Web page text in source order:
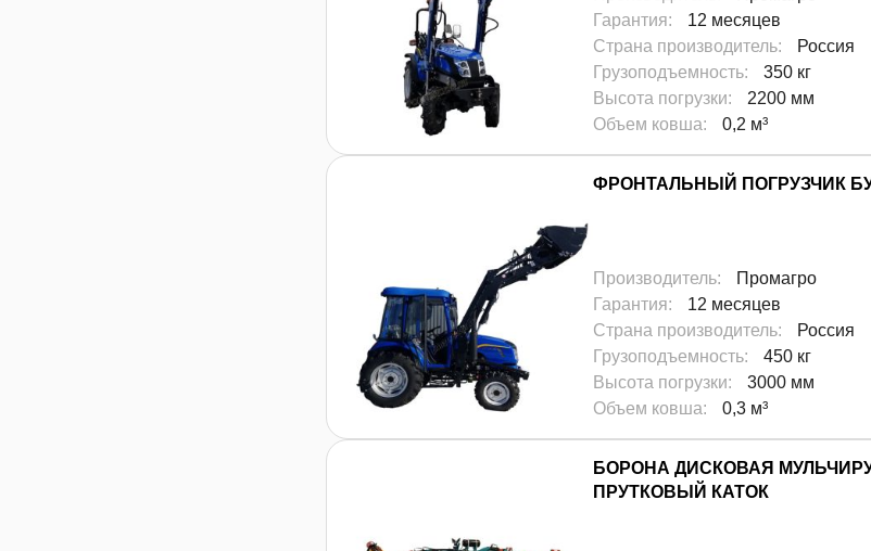
Гарантия:
12 месяцев
Страна производитель:
Россия
Грузоподъемность:
350 кг
Высота погрузки:
2200 мм
Объем ковша: 0,2 м³
ФРОНТАЛЬНЫЙ ПОГРУЗЧИК
Производитель:
Промагро
Гарантия:
12 месяцев
Страна производитель:
Россия
Грузоподъемность:
450 кг
Высота погрузки:
3000 мм
Объем ковша: 0,3 м³
БОРОНА ДИСКОВАЯ
ПРУТКОВЫЙ КАТОК